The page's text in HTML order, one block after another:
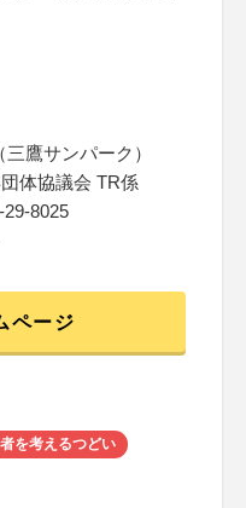
鷹サンパーク）
体協議会 TR係
29-8025
ページ
を考えるつどい